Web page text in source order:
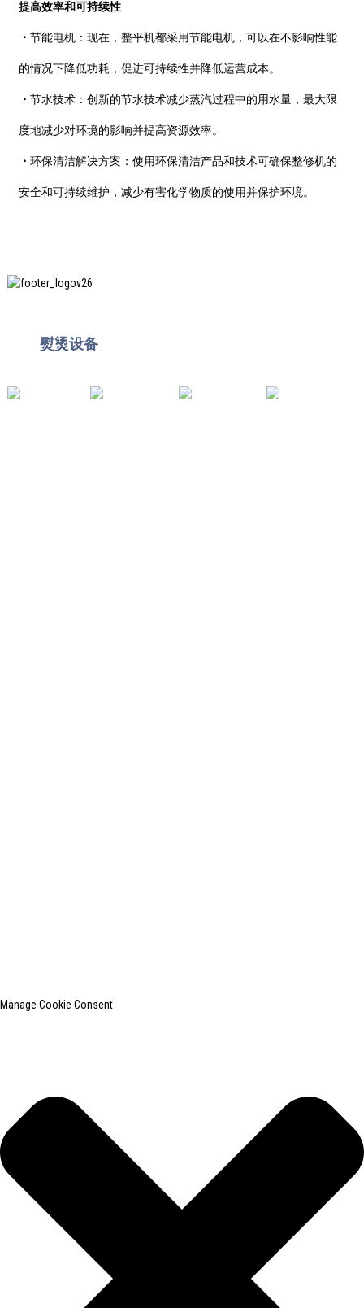
提高效率和可持续性
・ 节能电机：现在，整平机都采用节能电机，可以在不影响性能
的情况下降低功耗，促进可持续性并降低运营成本。
・ 节水技术：创新的节水技术减少蒸汽过程中的用水量，最大限
度地减少对环境的影响并提高资源效率。
・ 环保清洁解决方案：使用环保清洁产品和技术可确保整修机的
安全和可持续维护，减少有害化学物质的使用并保护环境。
熨烫设备，并且它是我们在中国使用最多的机器
Manage Cookie Consent